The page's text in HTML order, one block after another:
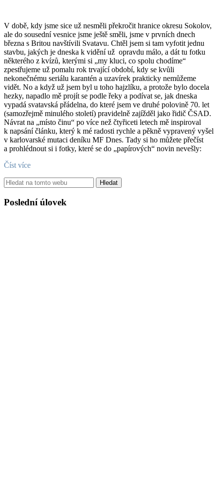
V době, kdy jsme sice už nesměli překročit hranice okresu Sokolov,
ale do sousední vesnice jsme ještě směli, jsme v prvních dnech
března s Britou navštívili Svatavu. Chtěl jsem si tam vyfotit jednu
stavbu, jakých je dneska k vidění už opravdu málo, a dát tu fotku
některého z kvízů, kterými si „my kluci, co spolu chodíme“
zpestřujeme už pomalu rok trvající období, kdy se kvůli
nekonečnému seriálu karantén a uzavírek prakticky nemůžeme
vidět. No a když už jsem byl u toho hajzlíku, a protože bylo docela
hezky, napadlo mě projít se podle řeky a podívat se, jak dneska
vypadá svatavská přádelna, do které jsem ve druhé polovině 70. let
(samozřejmě minulého století) pravidelně zajížděl jako řidič ČSAD.
Návrat na „místo činu“ po více než čtyřiceti letech mě inspiroval
k napsání článku, který k mé radosti rychle a pěkně vypravený vyšel
v karlovarské mutaci deníku MF Dnes. Tady si ho můžete přečíst
a prohlédnout si i fotky, které se do „papírových“ novin nevešly:
Číst více
Hledat
Poslední úlovek